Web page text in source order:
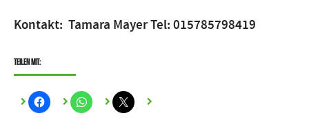
Kontakt: Tamara Mayer Tel: 015785798419
Teilen mit: